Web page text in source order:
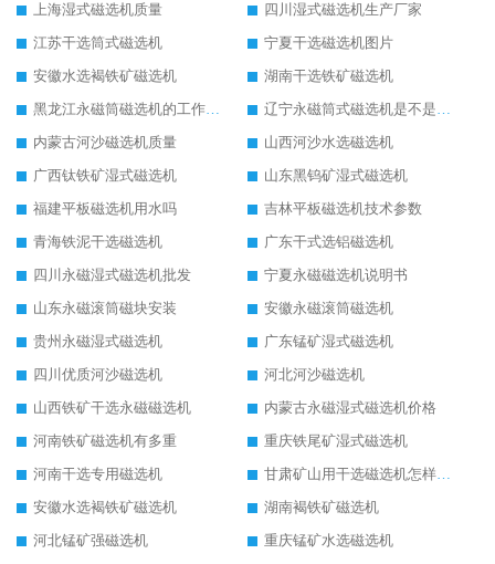
上海湿式磁选机质量
四川湿式磁选机生产厂家
江苏干选筒式磁选机
宁夏干选磁选机图片
安徽水选褐铁矿磁选机
湖南干选铁矿磁选机
黑龙江永磁筒磁选机的工作原理
辽宁永磁筒式磁选机是不是强磁
内蒙古河沙磁选机质量
山西河沙水选磁选机
广西钛铁矿湿式磁选机
山东黑钨矿湿式磁选机
福建平板磁选机用水吗
吉林平板磁选机技术参数
青海铁泥干选磁选机
广东干式选铝磁选机
四川永磁湿式磁选机批发
宁夏永磁磁选机说明书
山东永磁滚筒磁块安装
安徽永磁滚筒磁选机
贵州永磁湿式磁选机
广东锰矿湿式磁选机
四川优质河沙磁选机
河北河沙磁选机
山西铁矿干选永磁磁选机
内蒙古永磁湿式磁选机价格
河南铁矿磁选机有多重
重庆铁尾矿湿式磁选机
河南干选专用磁选机
甘肃矿山用干选磁选机怎样调磁
安徽水选褐铁矿磁选机
湖南褐铁矿磁选机
河北锰矿强磁选机
重庆锰矿水选磁选机